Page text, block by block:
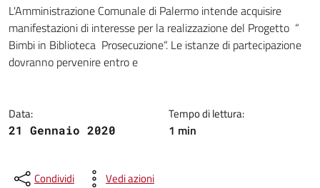
Dettagli della notizia
L'Amministrazione Comunale di Palermo intende acquisire
manifestazioni di interesse per la realizzazione del Progetto “
Bimbi in Biblioteca Prosecuzione“. Le istanze di partecipazione
dovranno pervenire entro e
Data:
21 Gennaio 2020
Tempo di lettura:
1 min
Condividi Vedi azioni